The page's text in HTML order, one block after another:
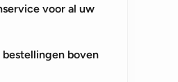
voor al uw
boven